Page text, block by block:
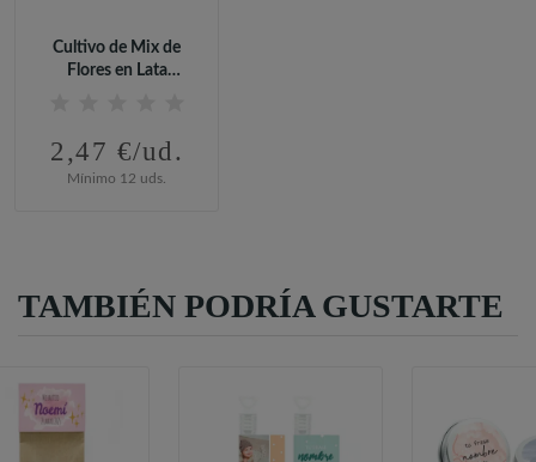
Cultivo de Mix de
Flores en Lata
2,47 €/ud.
Mínimo 12 uds.
TAMBIÉN PODRÍA GUSTARTE